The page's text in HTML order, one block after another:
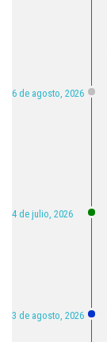
6 de agosto, 2026
4 de julio, 2026
3 de agosto, 2026